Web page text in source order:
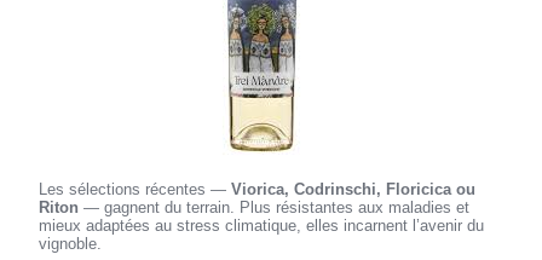
Les sélections récentes —Viorica, Codrinschi, Floricica ou
Riton — gagnent du terrain. Plus résistantes aux maladies et
mieux adaptées au stress climatique, elles incarnent l’avenir du
vignoble.